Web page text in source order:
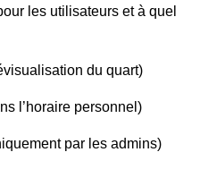
les utilisateurs et à quel
du quart)
l’horaire personnel)
par les admins)